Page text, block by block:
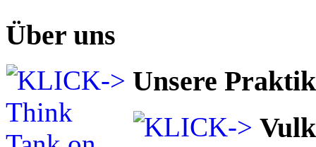
Über uns
Unsere